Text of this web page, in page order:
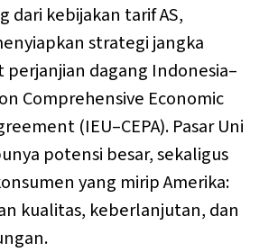
dari kebijakan tarif AS,
strategi jangka
dagang Indonesia–
Comprehensive Economic
(IEU–CEPA). Pasar Uni
potensi besar, sekaligus
yang mirip Amerika:
kualitas, keberlanjutan, dan